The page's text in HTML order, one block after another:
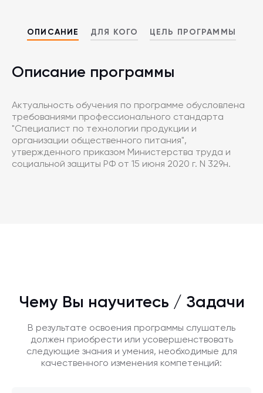
ОПИСАНИЕ ДЛЯ КОГО ЦЕЛЬ ПРОГРАММЫ
Описание программы
Актуальность обучения по программе обусловлена
требованиями профессионального стандарта
"Специалист по технологии продукции и
организации общественного питания",
утвержденного приказом Министерства труда и
социальной защиты РФ от 15 июня 2020 г. N 329н.
Чему Вы научитесь / Задачи
В результате освоения программы слушатель
должен приобрести или усовершенствовать
следующие знания и умения, необходимые для
качественного изменения компетенций: